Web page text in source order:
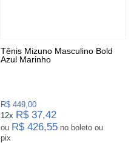
Tênis Mizuno Masculino Bold
Azul Marinho
R$ 449,00
12x R$ 37,42
ou R$ 426,55 no boleto ou
pix